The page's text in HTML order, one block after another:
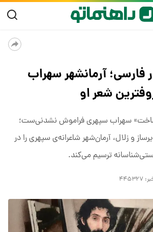
فارسی؛ آرمانشهر سهراب
شعر او
شعر «قایقی خواهم ساخت» سهراب سپهری فراموش نشدنی‌‎ست؛
و زلال، آرمان‌شهر شاعرانه‌ی سپهری را در
ترسیم می‌کند.
۴۴۵۳۲۷